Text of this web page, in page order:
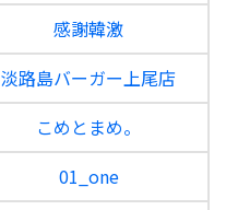
感謝韓激
淡路島バーガー上尾店
こめとまめ。
01_one